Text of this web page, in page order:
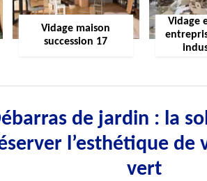
Vidage maison
succession 17
Vidage
de jardin : la
l’esthétique de
vert